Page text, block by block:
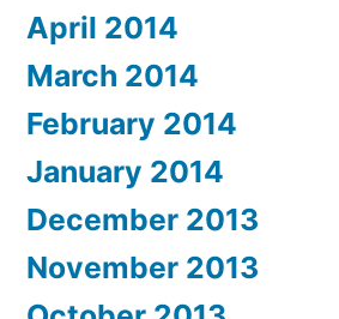
April 2014
March 2014
February 2014
January 2014
December 2013
November 2013